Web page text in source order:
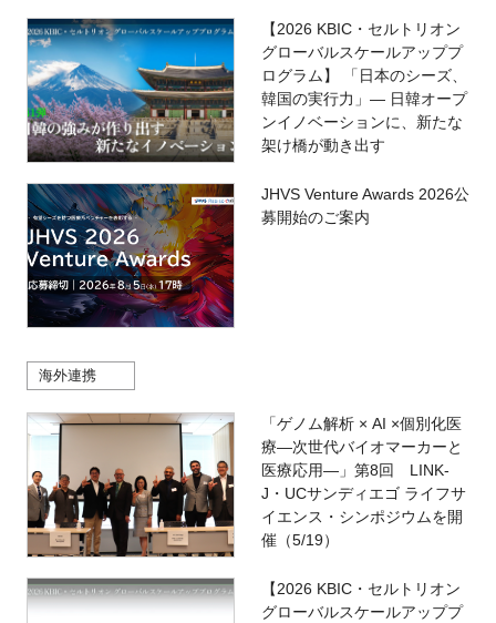
【2026 KBIC・セルトリオン
グローバルスケールアッププ
ログラム】 「日本のシーズ、
韓国の実行力」― 日韓オープ
ンイノベーションに、新たな
架け橋が動き出す
JHVS Venture Awards 2026公
募開始のご案内
海外連携
「ゲノム解析 × AI ×個別化医
療―次世代バイオマーカーと
医療応用―」第8回 LINK-
J・UCサンディエゴ ライフサ
イエンス・シンポジウムを開
催（5/19）
【2026 KBIC・セルトリオン
グローバルスケールアッププ